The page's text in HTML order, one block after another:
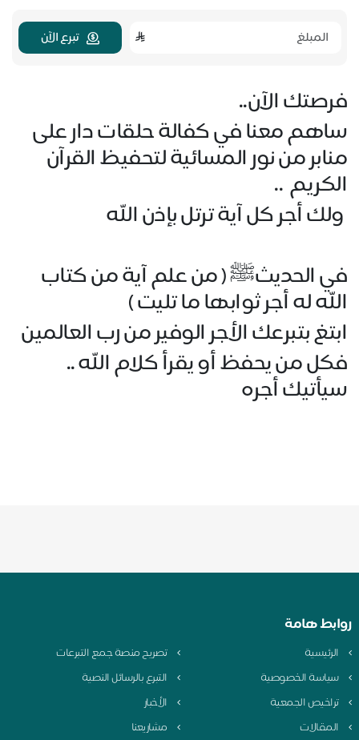
تبرع الآن
فرصتك الآن..
ساهم معنا في كفالة حلقات دار على
منابر من نور المسائية لتحفيظ القرآن
الكريم ..
ولك أجر كل آية ترتل بإذن الله
في الحديثﷺ ( من علم آية من كتاب
الله له أجر ثوابها ما تليت )
ابتغ بتبرعك الأجر الوفير من رب العالمين
فكل من يحفظ أو يقرأ كلام الله ..
سيأتيك أجره
روابط هامة
الرئيسية
تصريح منصة جمع التبرعات
سياسة الخصوصية
التبرع بالرسائل النصية
تراخيص الجمعية
الأخبار
المقالات
مشاريعنا